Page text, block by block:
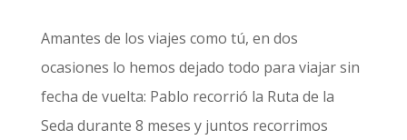
Amantes de los viajes como tú, en dos
ocasiones lo hemos dejado todo para viajar sin
fecha de vuelta: Pablo recorrió la Ruta de la
Seda durante 8 meses y juntos recorrimos